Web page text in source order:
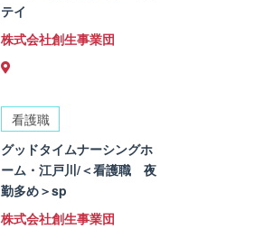
テイ
株式会社創生事業団
看護職
グッドタイムナーシングホ
ーム・江戸川/＜看護職 夜
勤多め＞sp
株式会社創生事業団